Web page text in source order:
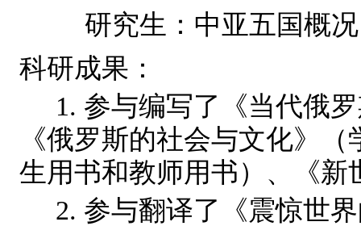
研究生：中亚五国概
科研成果：
1. 参与编写了《当代俄
《俄罗斯的社会与文化》（
生用书和教师用书）、《
2. 参与翻译了《震惊世